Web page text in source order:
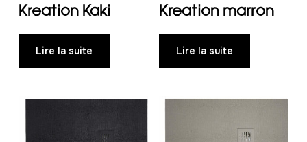
Kreation Kaki
Lire la suite
Kreation marron
Lire la suite